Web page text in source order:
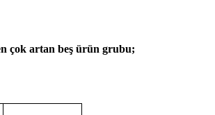
çok artan beş ürün grubu;